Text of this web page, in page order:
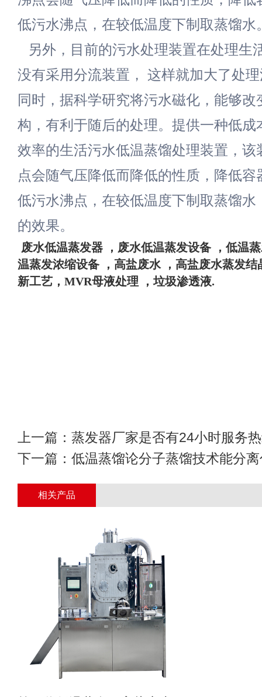
低污水沸点，在较低温度下制取蒸馏水
另外，目前的污水处理装置在处理生
没有采用分流装置， 这样就加大了处
同时，据科学研究将污水磁化，能够改
构，有利于随后的处理。提供一种低成
效率的生活污水低温蒸馏处理装置，该
点会随气压降低而降低的性质，降低容
低污水沸点，在较低温度下制取蒸馏水
的效果。
废水低温蒸发器 ，废水低温蒸发设备 ， 低温
温蒸发浓缩设备 ，高盐废水 ，高盐废水蒸发
新工艺，MVR母液处理 ，垃圾渗透液.
上一篇： 蒸发器厂家是否有24小时服务
下一篇： 低温蒸馏论分子蒸馏技术能分
相关产品